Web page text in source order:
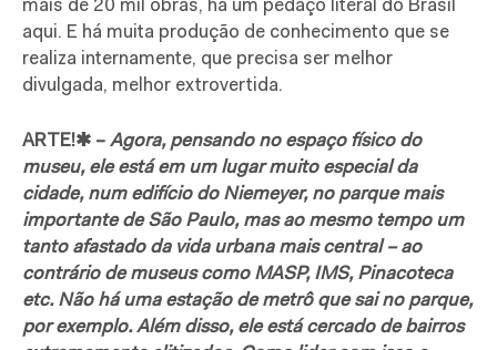
mais de 20 mil obras, há um pedaço literal do Brasil
aqui. E há muita produção de conhecimento que se
realiza internamente, que precisa ser melhor
divulgada, melhor extrovertida.
ARTE!✱ – Agora, pensando no espaço físico do
museu, ele está em um lugar muito especial da
cidade, num edifício do Niemeyer, no parque mais
importante de São Paulo, mas ao mesmo tempo um
tanto afastado da vida urbana mais central – ao
contrário de museus como MASP, IMS, Pinacoteca
etc. Não há uma estação de metrô que sai no parque,
por exemplo. Além disso, ele está cercado de bairros